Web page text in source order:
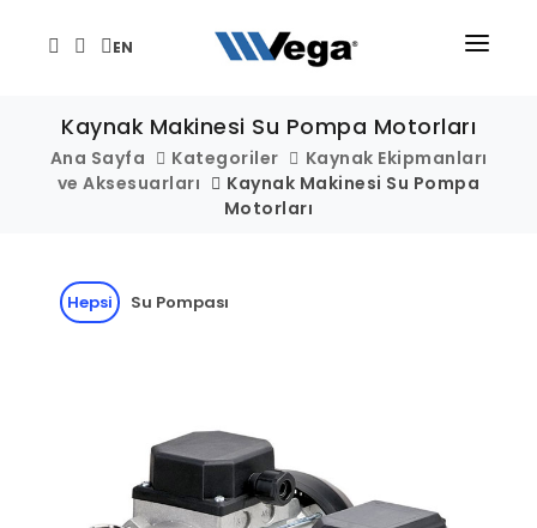
EN
ÜRÜNLER
HABER VE ETKİNLİKLER
Kaynak Makinesi Su Pompa Motorları
Ana Sayfa Kategoriler
Kaynak Ekipmanları
ve Aksesuarları
Kaynak Makinesi Su Pompa
Motorları
Hepsi Su Pompası